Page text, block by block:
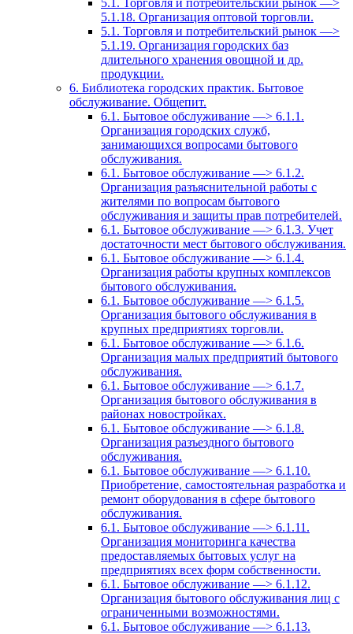
5.1. Торговля и потребительский рынок —>
5.1.18. Организация оптовой торговли.
5.1. Торговля и потребительский рынок —>
5.1.19. Организация городских баз
длительного хранения овощной и др.
продукции.
6. Библиотека городских практик. Бытовое
обслуживание. Общепит.
6.1. Бытовое обслуживание —> 6.1.1.
Организация городских служб,
занимающихся вопросами бытового
обслуживания.
6.1. Бытовое обслуживание —> 6.1.2.
Организация разъяснительной работы с
жителями по вопросам бытового
обслуживания и защиты прав потребителей.
6.1. Бытовое обслуживание —> 6.1.3. Учет
достаточности мест бытового обслуживания.
6.1. Бытовое обслуживание —> 6.1.4.
Организация работы крупных комплексов
бытового обслуживания.
6.1. Бытовое обслуживание —> 6.1.5.
Организация бытового обслуживания в
крупных предприятиях торговли.
6.1. Бытовое обслуживание —> 6.1.6.
Организация малых предприятий бытового
обслуживания.
6.1. Бытовое обслуживание —> 6.1.7.
Организация бытового обслуживания в
районах новостройках.
6.1. Бытовое обслуживание —> 6.1.8.
Организация разъездного бытового
обслуживания.
6.1. Бытовое обслуживание —> 6.1.10.
Приобретение, самостоятельная разработка и
ремонт оборудования в сфере бытового
обслуживания.
6.1. Бытовое обслуживание —> 6.1.11.
Организация мониторинга качества
предоставляемых бытовых услуг на
предприятиях всех форм собственности.
6.1. Бытовое обслуживание —> 6.1.12.
Организация бытового обслуживания лиц с
ограниченными возможностями.
6.1. Бытовое обслуживание —> 6.1.13.